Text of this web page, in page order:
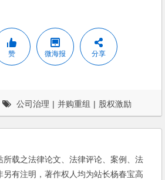
赞 微海报 分享
公司治理 | 并购重组 | 股权激励
所载之法律论文、法律评论、案例、法
另有注明，著作权人均为站长杨春宝高